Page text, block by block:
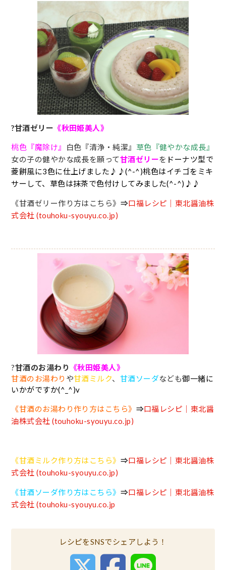
?甘酒ゼリー 《秋田姫美人》
桃色『魔除け』 白色『清浄・純潔』 草色『健やかな成長』
女の子の健やかな成長を願って甘酒ゼリーを ドーナツ型で
菱餅風に3色に仕上げました♪♪(^-^)桃色はイチゴをミキ
サーして、草色は抹茶で色付けしてみました(^-^)♪♪
《甘酒ゼリー作り方はこちら》 ⇒口福レシピ｜東北醤油株
式会社 (touhoku-syouyu.co.jp)
?甘酒のお湯わり 《秋田姫美人》
甘酒のお湯わり や甘酒ミルク、 甘酒ソーダなども御一緒に
いかがですか(^_^)v
《甘酒のお湯わり作り方はこちら》 ⇒口福レシピ｜東北醤
油株式会社 (touhoku-syouyu.co.jp)
《甘酒ミルク作り方はこちら》 ⇒口福レシピ｜東北醤油株
式会社 (touhoku-syouyu.co.jp)
《甘酒ソーダ作り方はこちら》 ⇒口福レシピ｜東北醤油株
式会社 (touhoku-syouyu.co.jp
レシピをSNSでシェアしよう！